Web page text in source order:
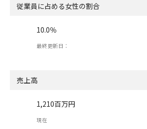
従業員に占める女性の割合
10.0％
最終更新日：
売上高
1,210百万円
現在